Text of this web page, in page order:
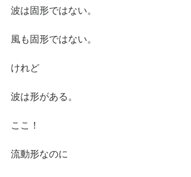
波は固形ではない。
風も固形ではない。
けれど
波は形がある。
ここ！
流動形なのに